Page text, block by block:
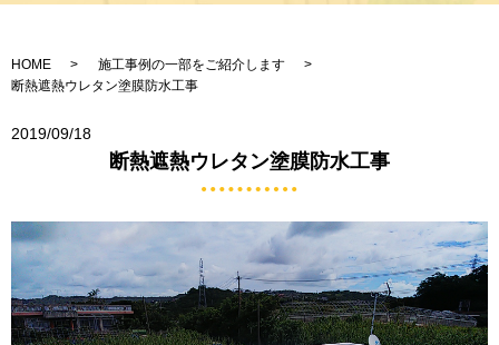
HOME
施工事例の一部をご紹介します
断熱遮熱ウレタン塗膜防水工事
2019/09/18
断熱遮熱ウレタン塗膜防水工事